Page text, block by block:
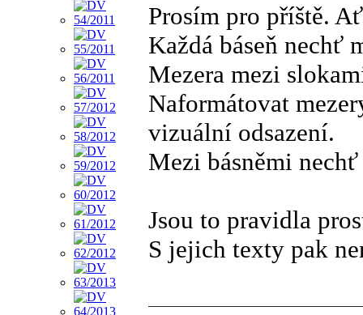
Prosím pro příště.
Každá báseň nechť
Mezera mezi
Naformátovat
vizuální odsazení.
Mezi básněmi
Jsou to pravidla
S jejich texty pak